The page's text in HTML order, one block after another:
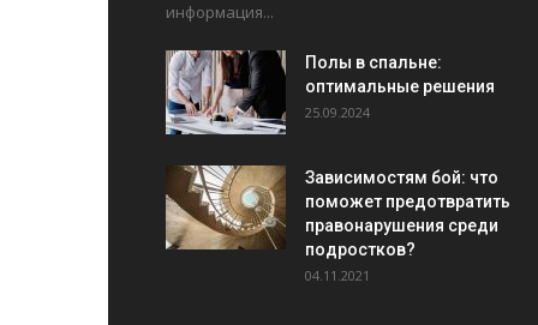
информация...
Полы в спальне:
оптимальные решения
25.09.2024
Зависимостям бой: что
поможет предотвратить
правонарушения среди
подростков?
04.11.2021